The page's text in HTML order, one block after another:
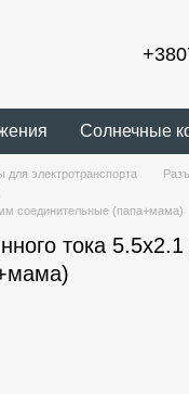
Солнечные
электротранспорта
соединительные (папа+мама)
тока